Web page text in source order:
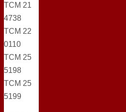
TCM 21
4738
TCM 22
0110
TCM 25
5198
TCM 25
5199